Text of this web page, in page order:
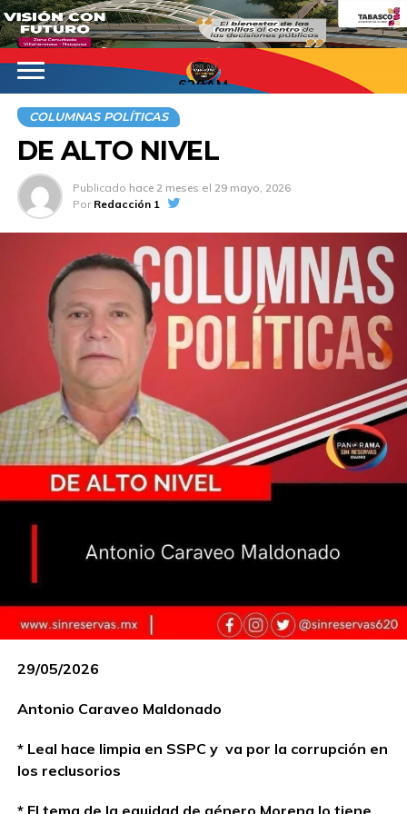
620AM
COLUMNAS POLÍTICAS
DE ALTO NIVEL
Publicado hace 2 meses el 29 mayo, 2026
Por Redacción 1
29/05/2026
Antonio Caraveo Maldonado
* Leal hace limpia en SSPC y va por la corrupción en
los reclusorios